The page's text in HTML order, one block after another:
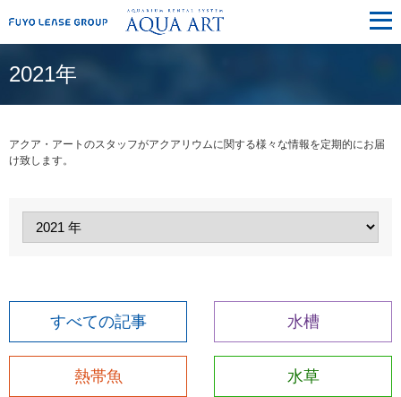
メ
ニ
ュ
2021年
アクア・アートのスタッフがアクアリウムに関する様々な情報を定期的にお届
け致します。
すべての記事 水槽
熱帯魚 水草